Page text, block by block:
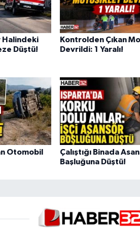
Halindeki
Düştü!
Kontrolden Çıkan
Devrildi: 1 Yaralı!
Otomobil
Çalıştığı Binada
Başluğuna Düştü!